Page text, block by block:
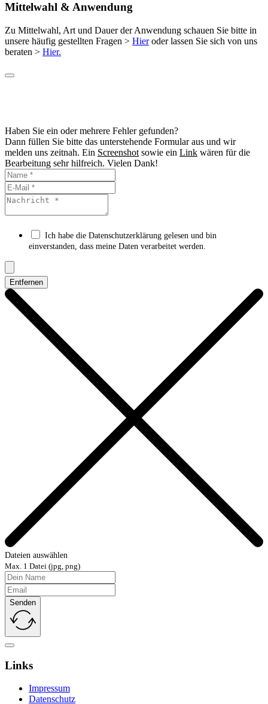
Mittelwahl & Anwendung
Zu Mittelwahl, Art und Dauer der Anwendung schauen Sie bitte in
unsere häufig gestellten Fragen > Hieroder lassen Sie sich von uns
beraten > Hier.
Haben Sie ein oder mehrere Fehler gefunden?
Dann füllen Sie bitte das unterstehende Formular aus und wir
melden uns zeitnah. Ein Screenshot sowie ein Link wären für die
Bearbeitung sehr hilfreich. Vielen Dank!
Ich habe die Datenschutzerklärung gelesen und bin
einverstanden, dass meine Daten verarbeitet werden.
Entfernen
Dateien auswählen
Max. 1 Datei (jpg, png)
Senden
Links
Impressum
Datenschutz